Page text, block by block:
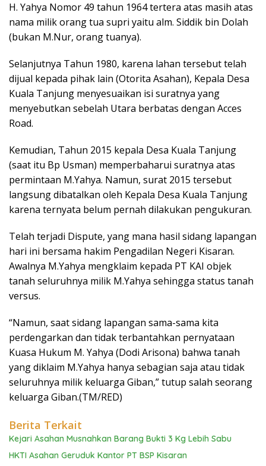
H. Yahya Nomor 49 tahun 1964 tertera atas masih atas
nama milik orang tua supri yaitu alm. Siddik bin Dolah
(bukan M.Nur, orang tuanya).
Selanjutnya Tahun 1980, karena lahan tersebut telah
dijual kepada pihak lain (Otorita Asahan), Kepala Desa
Kuala Tanjung menyesuaikan isi suratnya yang
menyebutkan sebelah Utara berbatas dengan Acces
Road.
Kemudian, Tahun 2015 kepala Desa Kuala Tanjung
(saat itu Bp Usman) memperbaharui suratnya atas
permintaan M.Yahya. Namun, surat 2015 tersebut
langsung dibatalkan oleh Kepala Desa Kuala Tanjung
karena ternyata belum pernah dilakukan pengukuran.
Telah terjadi Dispute, yang mana hasil sidang lapangan
hari ini bersama hakim Pengadilan Negeri Kisaran.
Awalnya M.Yahya mengklaim kepada PT KAI objek
tanah seluruhnya milik M.Yahya sehingga status tanah
versus.
“Namun, saat sidang lapangan sama-sama kita
perdengarkan dan tidak terbantahkan pernyataan
Kuasa Hukum M. Yahya (Dodi Arisona) bahwa tanah
yang diklaim M.Yahya hanya sebagian saja atau tidak
seluruhnya milik keluarga Giban,” tutup salah seorang
keluarga Giban.(TM/RED)
Berita Terkait
Kejari Asahan Musnahkan Barang Bukti 3 Kg Lebih Sabu
HKTI Asahan Geruduk Kantor PT BSP Kisaran